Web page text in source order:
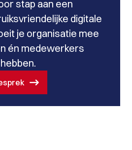
stap aan een
digitale
je organisatie mee
én medewerkers